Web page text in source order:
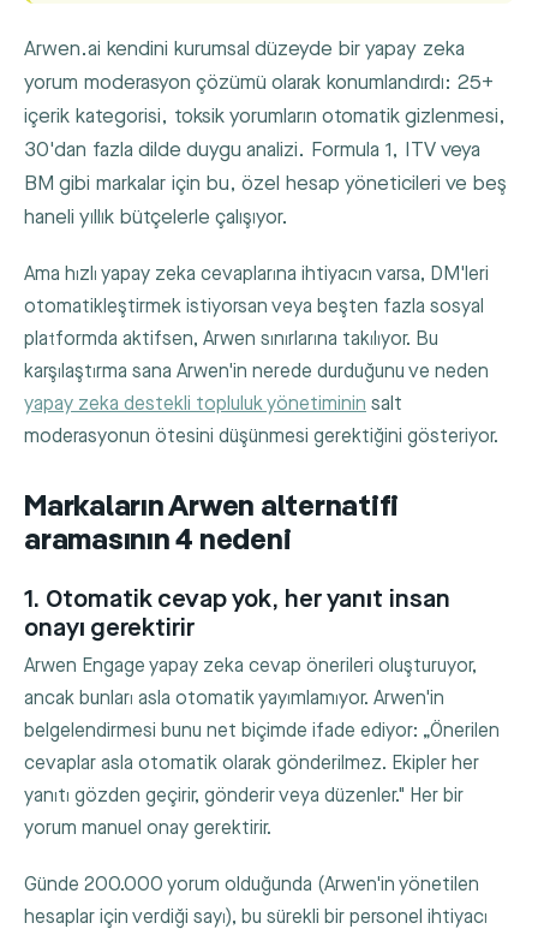
Arwen.ai kendini kurumsal düzeyde bir yapay zeka
yorum moderasyon çözümü olarak konumlandırdı: 25+
içerik kategorisi, toksik yorumların otomatik gizlenmesi,
30'dan fazla dilde duygu analizi. Formula 1, ITV veya
BM gibi markalar için bu, özel hesap yöneticileri ve beş
haneli yıllık bütçelerle çalışıyor.
Ama hızlı yapay zeka cevaplarına ihtiyacın varsa, DM'leri
otomatikleştirmek istiyorsan veya beşten fazla sosyal
platformda aktifsen, Arwen sınırlarına takılıyor. Bu
karşılaştırma sana Arwen'in nerede durduğunu ve neden
yapay zeka destekli topluluk yönetiminin salt
moderasyonun ötesini düşünmesi gerektiğini gösteriyor.
Markaların Arwen alternatifi
aramasının 4 nedeni
1. Otomatik cevap yok, her yanıt insan
onayı gerektirir
Arwen Engage yapay zeka cevap önerileri oluşturuyor,
ancak bunları asla otomatik yayımlamıyor. Arwen'in
belgelendirmesi bunu net biçimde ifade ediyor: „Önerilen
cevaplar asla otomatik olarak gönderilmez. Ekipler her
yanıtı gözden geçirir, gönderir veya düzenler." Her bir
yorum manuel onay gerektirir.
Günde 200.000 yorum olduğunda (Arwen'in yönetilen
hesaplar için verdiği sayı), bu sürekli bir personel ihtiyacı